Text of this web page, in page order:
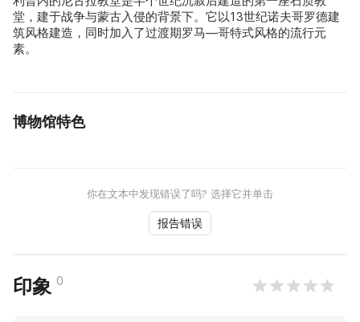
堂，建于战争与蒙古入侵的背景下。它以13世纪诺夫哥罗德建
筑风格建造，同时加入了过渡期罗马—哥特式风格的流行元
素。
博物馆特色
你在文本中发现错误了吗? 选择它并单击
报告错误
印象 0